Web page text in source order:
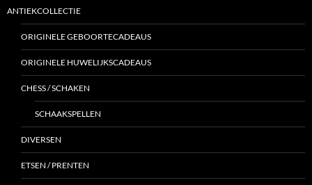
ANTIEKCOLLECTIE
ORIGINELE GEBOORTECADEAUS
ORIGINELE HUWELIJKSCADEAUS
CHESS / SCHAKEN
SCHAAKSPELLEN
DIVERSEN
ETSEN / PRENTEN